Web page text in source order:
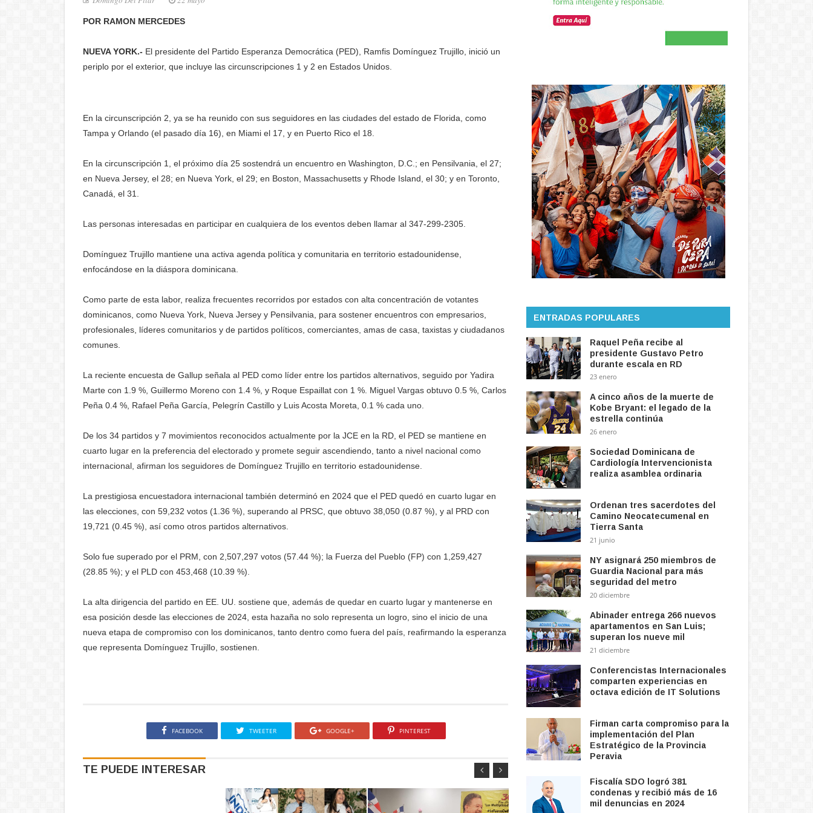
POR RAMON MERCEDES
NUEVA YORK.- El presidente del Partido Esperanza Democrática (PED), Ramfis Domínguez Trujillo, inició un
periplo por el exterior, que incluye las circunscripciones 1 y 2 en Estados Unidos.
En la circunscripción 2, ya se ha reunido con sus seguidores en las ciudades del estado de Florida, como
Tampa y Orlando (el pasado día 16), en Miami el 17, y en Puerto Rico el 18.
En la circunscripción 1, el próximo día 25 sostendrá un encuentro en Washington, D.C.; en Pensilvania, el 27;
en Nueva Jersey, el 28; en Nueva York, el 29; en Boston, Massachusetts y Rhode Island, el 30; y en Toronto,
Canadá, el 31.
Las personas interesadas en participar en cualquiera de los eventos deben llamar al 347-299-2305.
Domínguez Trujillo mantiene una activa agenda política y comunitaria en territorio estadounidense,
enfocándose en la diáspora dominicana.
Como parte de esta labor, realiza frecuentes recorridos por estados con alta concentración de votantes
dominicanos, como Nueva York, Nueva Jersey y Pensilvania, para sostener encuentros con empresarios,
profesionales, líderes comunitarios y de partidos políticos, comerciantes, amas de casa, taxistas y ciudadanos
comunes.
La reciente encuesta de Gallup señala al PED como líder entre los partidos alternativos, seguido por Yadira
Marte con 1.9 %, Guillermo Moreno con 1.4 %, y Roque Espaillat con 1 %. Miguel Vargas obtuvo 0.5 %, Carlos
Peña 0.4 %, Rafael Peña García, Pelegrín Castillo y Luis Acosta Moreta, 0.1 % cada uno.
De los 34 partidos y 7 movimientos reconocidos actualmente por la JCE en la RD, el PED se mantiene en
cuarto lugar en la preferencia del electorado y promete seguir ascendiendo, tanto a nivel nacional como
internacional, afirman los seguidores de Domínguez Trujillo en territorio estadounidense.
La prestigiosa encuestadora internacional también determinó en 2024 que el PED quedó en cuarto lugar en
las elecciones, con 59,232 votos (1.36 %), superando al PRSC, que obtuvo 38,050 (0.87 %), y al PRD con
19,721 (0.45 %), así como otros partidos alternativos.
Solo fue superado por el PRM, con 2,507,297 votos (57.44 %); la Fuerza del Pueblo (FP) con 1,259,427
(28.85 %); y el PLD con 453,468 (10.39 %).
La alta dirigencia del partido en EE. UU. sostiene que, además de quedar en cuarto lugar y mantenerse en
esa posición desde las elecciones de 2024, esta hazaña no solo representa un logro, sino el inicio de una
nueva etapa de compromiso con los dominicanos, tanto dentro como fuera del país, reafirmando la esperanza
que representa Domínguez Trujillo, sostienen.
FACEBOOK TWEETER GOOGLE+ PINTEREST
TE PUEDE INTERESAR
ENTRADAS POPULARES
Raquel Peña recibe al
presidente Gustavo Petro
durante escala en RD
23 enero
A cinco años de la muerte de
Kobe Bryant: el legado de la
estrella continúa
26 enero
Sociedad Dominicana de
Cardiología Intervencionista
realiza asamblea ordinaria
Ordenan tres sacerdotes del
Camino Neocatecumenal en
Tierra Santa
21 junio
NY asignará 250 miembros de
Guardia Nacional para más
seguridad del metro
20 diciembre
Abinader entrega 266 nuevos
apartamentos en San Luis;
superan los nueve mil
21 diciembre
Conferencistas Internacionales
comparten experiencias en
octava edición de IT Solutions
Firman carta compromiso para la
implementación del Plan
Estratégico de la Provincia
Peravia
Fiscalía SDO logró 381
condenas y recibió más de 16
mil denuncias en 2024